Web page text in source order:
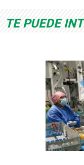
TE PUEDE